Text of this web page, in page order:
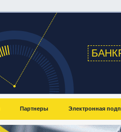
Партнеры Электронная